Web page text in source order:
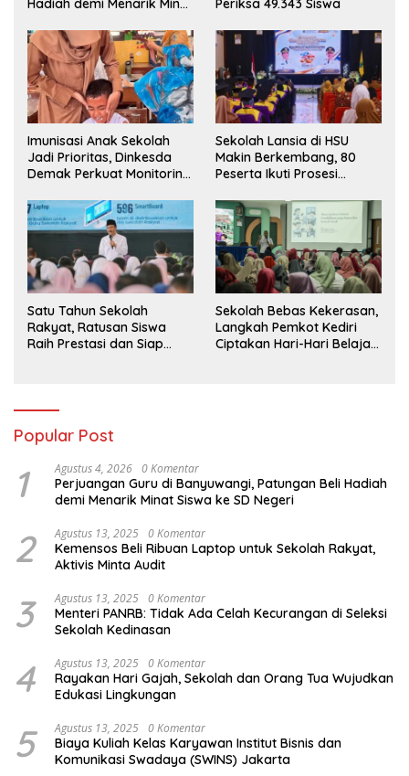
Imunisasi Anak Sekolah
Jadi Prioritas, Dinkesda
Demak Perkuat Monitoring
Sekolah Lansia di HSU
Makin Berkembang, 80
Peserta Ikuti Prosesi
Satu Tahun Sekolah
Rakyat, Ratusan Siswa
Raih Prestasi dan Siap
Sekolah Bebas Kekerasan,
Langkah Pemkot Kediri
Ciptakan Hari-Hari Belajar
Popular Post
1 Agustus 4, 2026 0 Komentar
Perjuangan Guru di Banyuwangi, Patungan Beli Hadiah
demi Menarik Minat Siswa ke SD Negeri
2 Agustus 13, 2025 0 Komentar
Kemensos Beli Ribuan Laptop untuk Sekolah Rakyat,
Aktivis Minta Audit
3 Agustus 13, 2025 0 Komentar
Menteri PANRB: Tidak Ada Celah Kecurangan di Seleksi
Sekolah Kedinasan
4 Agustus 13, 2025 0 Komentar
Rayakan Hari Gajah, Sekolah dan Orang Tua Wujudkan
Edukasi Lingkungan
5 Agustus 13, 2025 0 Komentar
Biaya Kuliah Kelas Karyawan Institut Bisnis dan
Komunikasi Swadaya (SWINS) Jakarta